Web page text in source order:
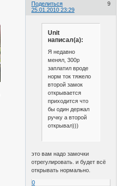
Поделиться
9
25.01.2010 23:29
Unit
написал(а):
Я недавно
менял, 300р
заплатил вроде
норм ток тяжело
второй замок
открывается
приходится что
бы один держал
ручку а второй
открывал)))
это вам надо замочки
отрегулировать. и будет всё
открывать нормально.
0